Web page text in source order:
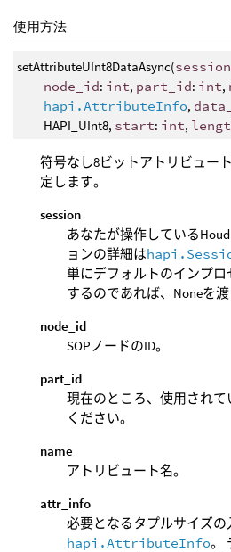
使用方法
setAttributeUInt8DataAsync(session
node_id: int, part_id: int,
hapi.AttributeInfo,
HAPI_UInt8, start: int,
符号なし8ビットアトリビュー
定します。
session
あなたが操作している
ョンの詳細は
単にデフォルトのインプ
するのであれば、Noneを渡
node_id
SOPノードのID。
part_id
現在のところ、使用され
ください。
name
アトリビュート名。
attr_info
必要となるタプルサイズ
hapi.AttributeInfo。